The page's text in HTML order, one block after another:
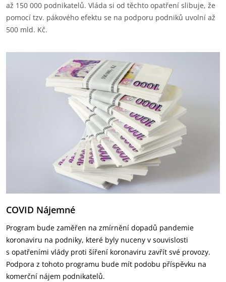
až 150 000 podnikatelů. Vláda si od těchto opatření slibuje, že
pomocí tzv. pákového efektu se na podporu podniků uvolní až
500 mld. Kč.
COVID Nájemné
Program bude zaměřen na zmírnění dopadů pandemie
koronaviru na podniky, které byly nuceny v souvislosti
s opatřeními vlády proti šíření koronaviru zavřít své provozy.
Podpora z tohoto programu bude mít podobu příspěvku na
komerční nájem podnikatelů.